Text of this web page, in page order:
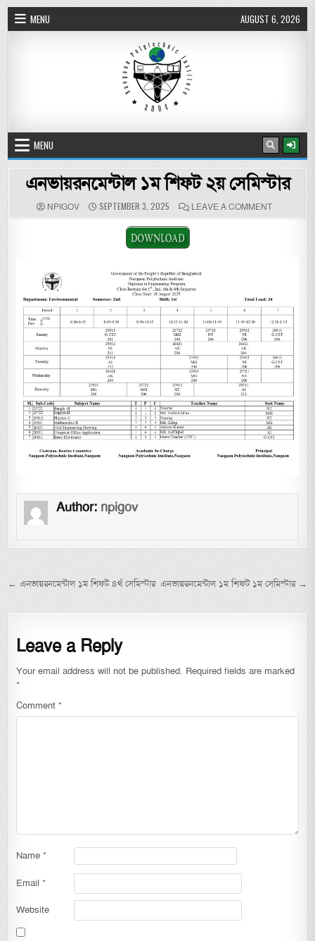
Skip to content
MENU AUGUST 6, 2026
MENU
এনভায়রনমেন্টাল ১ম শিফট ২য় সেমিস্টার
AUTHOR:
NPIGOV PUBLISHED DATE:
SEPTEMBER 3, 2025 LEAVE A COMMENTON
Author: npigov
Post navigation এনভায়রনমেন্টাল ১ম শিফট ১ম সেমিস্টার →
← এনভায়রনমেন্টাল ১ম শিফট ৪র্থ সেমিস্টার
Leave a Reply
Your email address will not be published. Required fields are marked
*
Comment*
Name*
Email*
Website